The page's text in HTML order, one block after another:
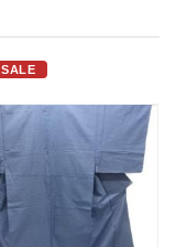
SALE